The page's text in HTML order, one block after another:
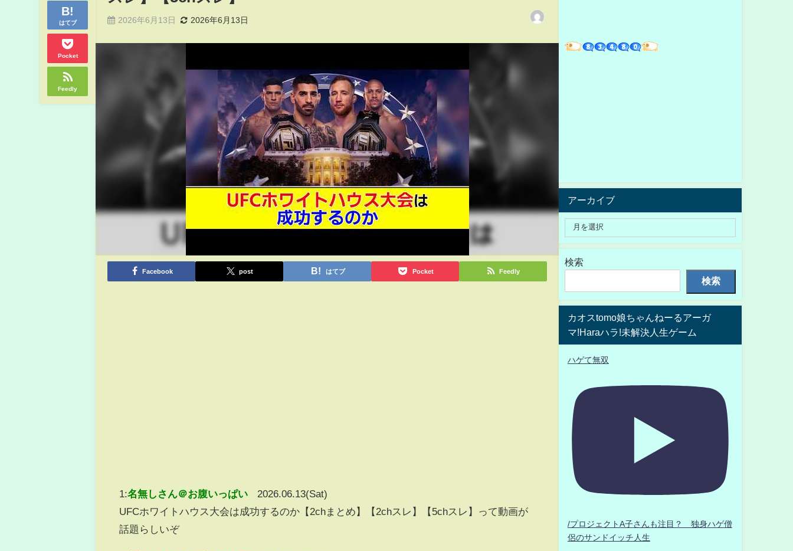
はてブ
Pocket
Feedly
2026年6月13日 2026年6月13日
Facebook post はてブ Pocket Feedly
1:名無しさん＠お腹いっぱい
2026.06.13(Sat)
UFCホワイトハウス大会は成功するのか【2chまとめ】【2chスレ】【5chスレ】って動画が
話題らしいぞ
アーカイブ
検索
検索
カオスtomo娘ちゃんねーるアーガ
マ!Haraハラ!未解決人生ゲーム
ハゲて無双
/プロジェクトA子さんも注目？ 独身ハゲ僧
侶のサンドイッチ人生